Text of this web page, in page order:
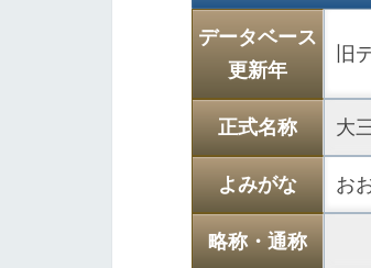
データベース
更新年
旧
正式名称 大
よみがな お
略称・通称